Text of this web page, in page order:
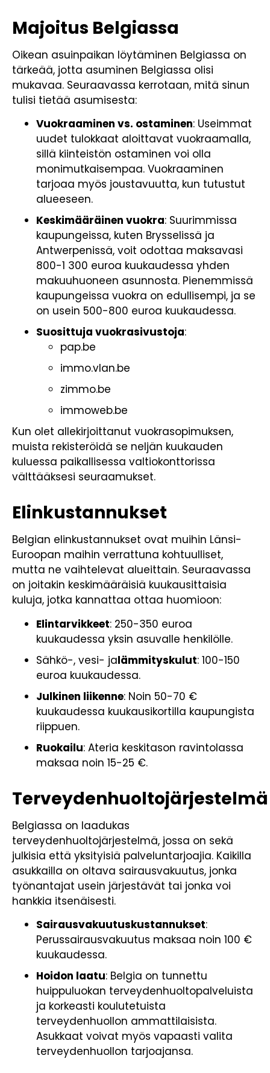
Majoitus Belgiassa
Oikean asuinpaikan löytäminen Belgiassa on
tärkeää, jotta asuminen Belgiassa olisi
mukavaa. Seuraavassa kerrotaan, mitä sinun
tulisi tietää asumisesta:
Vuokraaminen vs. ostaminen: Useimmat
uudet tulokkaat aloittavat vuokraamalla,
sillä kiinteistön ostaminen voi olla
monimutkaisempaa. Vuokraaminen
tarjoaa myös joustavuutta, kun tutustut
alueeseen.
Keskimääräinen vuokra: Suurimmissa
kaupungeissa, kuten Brysselissä ja
Antwerpenissä, voit odottaa maksavasi
800-1 300 euroa kuukaudessa yhden
makuuhuoneen asunnosta. Pienemmissä
kaupungeissa vuokra on edullisempi, ja se
on usein 500-800 euroa kuukaudessa.
Suosittuja vuokrasivustoja:
pap.be
immo.vlan.be
zimmo.be
immoweb.be
Kun olet allekirjoittanut vuokrasopimuksen,
muista rekisteröidä se neljän kuukauden
kuluessa paikallisessa valtiokonttorissa
välttääksesi seuraamukset.
Elinkustannukset
Belgian elinkustannukset ovat muihin Länsi-
Euroopan maihin verrattuna kohtuulliset,
mutta ne vaihtelevat alueittain. Seuraavassa
on joitakin keskimääräisiä kuukausittaisia
kuluja, jotka kannattaa ottaa huomioon:
Elintarvikkeet: 250-350 euroa
kuukaudessa yksin asuvalle henkilölle.
Sähkö-, vesi- jalämmityskulut: 100-150
euroa kuukaudessa.
Julkinen liikenne: Noin 50-70 €
kuukaudessa kuukausikortilla kaupungista
riippuen.
Ruokailu: Ateria keskitason ravintolassa
maksaa noin 15-25 €.
Terveydenhuoltojärjestelmä
Belgiassa on laadukas
terveydenhuoltojärjestelmä, jossa on sekä
julkisia että yksityisiä palveluntarjoajia. Kaikilla
asukkailla on oltava sairausvakuutus, jonka
työnantajat usein järjestävät tai jonka voi
hankkia itsenäisesti.
Sairausvakuutuskustannukset:
Perussairausvakuutus maksaa noin 100 €
kuukaudessa.
Hoidon laatu: Belgia on tunnettu
huippuluokan terveydenhuoltopalveluista
ja korkeasti koulutetuista
terveydenhuollon ammattilaisista.
Asukkaat voivat myös vapaasti valita
terveydenhuollon tarjoajansa.